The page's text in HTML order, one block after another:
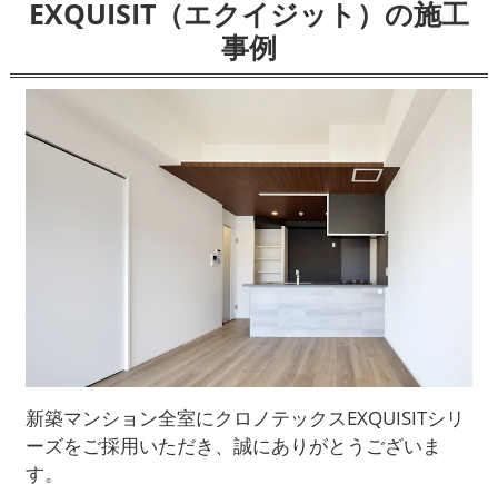
EXQUISIT（エクイジット）の施工
事例
新築マンション全室にクロノテックスEXQUISITシリ
ーズをご採用いただき、誠にありがとうございま
す。